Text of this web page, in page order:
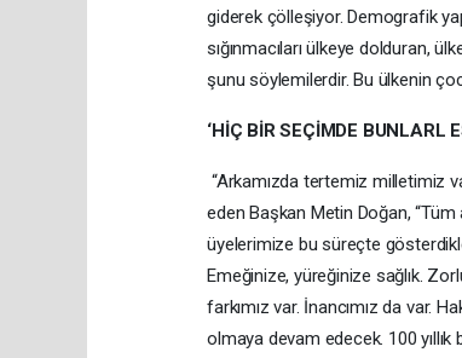
giderek çölleşiyor. Demografik
sığınmacıları ülkeye dolduran,
şunu söylemilerdir. Bu ülkenin
‘HİÇ BİR SEÇİMDE BUNLARL
“Arkamızda tertemiz milletimiz
eden Başkan Metin Doğan, “Tüm
üyelerimize bu süreçte
Emeğinize, yüreğinize sağlık.
farkımız var. İnancımız da var.
olmaya devam edecek. 100